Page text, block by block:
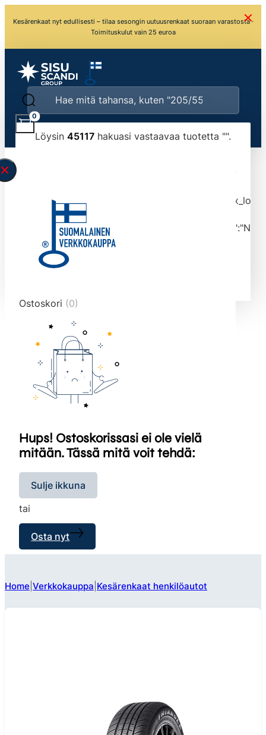
Kesärenkaat nyt edullisesti – tilaa sesongin uutuusrenkaat suoraan varastosta ·
Toimituskulut vain 25 euroa
Löysin 45117 hakuasi vastaavaa tuotetta "".
typed the search query correctly.<br>Currently
tmlmvi","meta_query":
data-original-query-vars="[]" data-page="1"
data-max-pages="4512" data-start="1" data-
end="10">
0
Ostoskori (0)
Hups! Ostoskorissasi ei ole vielä
mitään. Tässä mitä voit tehdä:
Sulje ikkuna
tai
Osta nyt
Home Verkkokauppa Kesärenkaat henkilöautot